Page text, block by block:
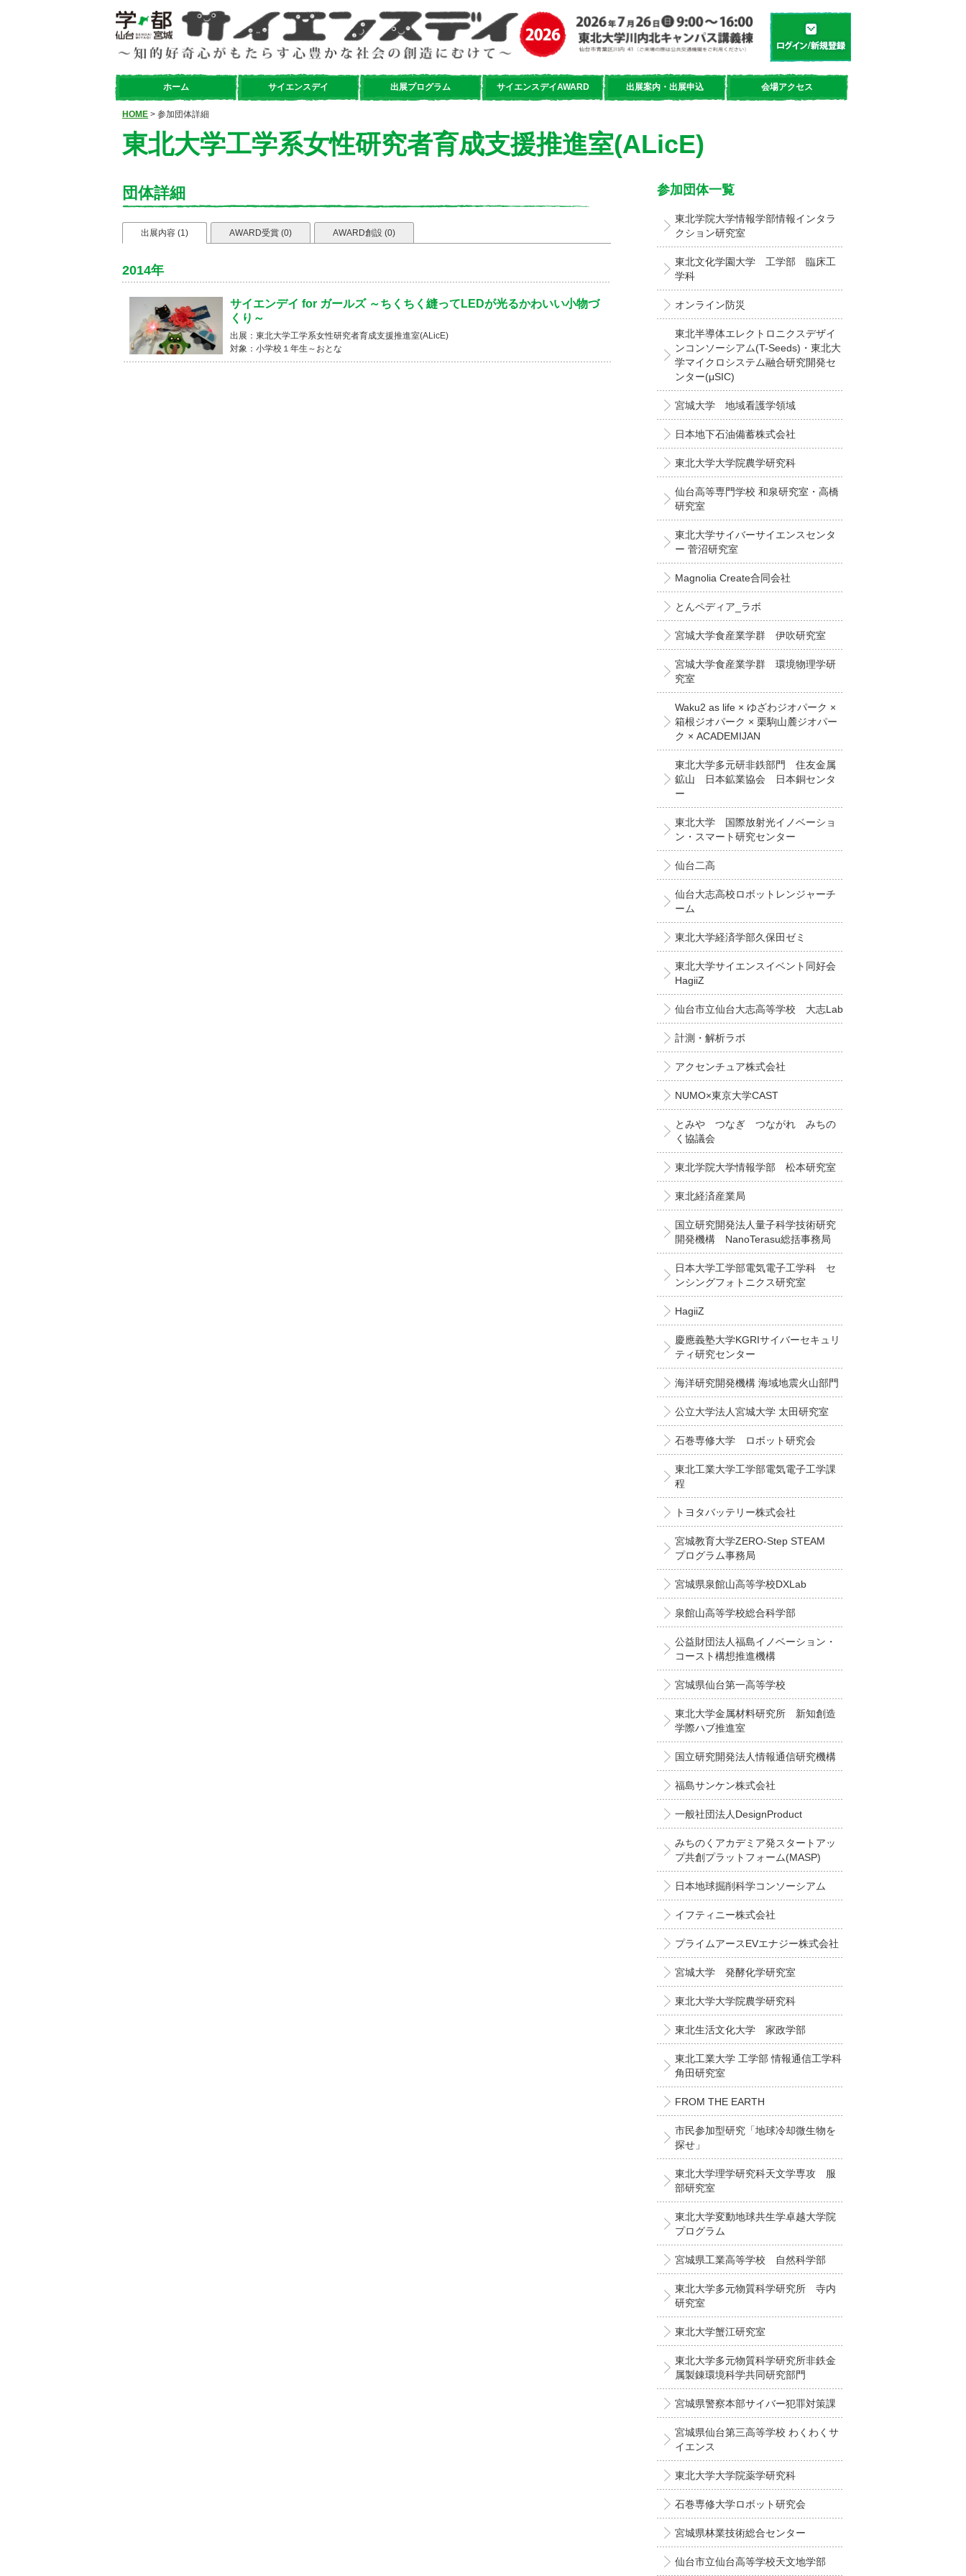
学都「仙台・宮城」サイエンスデイ
ホーム サイエンスデイ 出展プログラム サイエンスデイAWARD 出展案内・出展申込 会場アクセス
HOME > 参加団体詳細
東北大学工学系女性研究者育成支援推進室(ALicE)
団体詳細
出展内容 (1) AWARD受賞 (0) AWARD創設 (0)
2014年
サイエンデイ for ガールズ ～ちくちく縫ってLEDが光るかわいい小物づ
くり～
出展：東北大学工学系女性研究者育成支援推進室(ALicE)
対象：小学校１年生～おとな
参加団体一覧
東北学院大学情報学部情報インタラ
クション研究室
東北文化学園大学 工学部 臨床工
学科
オンライン防災
東北半導体エレクトロニクスデザイ
ンコンソーシアム(T-Seeds)・東北大
学マイクロシステム融合研究開発セ
ンター(μSIC)
宮城大学 地域看護学領域
日本地下石油備蓄株式会社
東北大学大学院農学研究科
仙台高等専門学校 和泉研究室・高橋
研究室
東北大学サイバーサイエンスセンタ
ー 菅沼研究室
Magnolia Create合同会社
とんペディア_ラボ
宮城大学食産業学群 伊吹研究室
宮城大学食産業学群 環境物理学研
究室
Waku2 as life × ゆざわジオパーク ×
箱根ジオパーク × 栗駒山麓ジオパー
ク × ACADEMIJAN
東北大学多元研非鉄部門 住友金属
鉱山 日本鉱業協会 日本銅センタ
ー
東北大学 国際放射光イノベーショ
ン・スマート研究センター
仙台二高
仙台大志高校ロボットレンジャーチ
ーム
東北大学経済学部久保田ゼミ
東北大学サイエンスイベント同好会
HagiiZ
仙台市立仙台大志高等学校 大志Lab
計測・解析ラボ
アクセンチュア株式会社
NUMO×東京大学CAST
とみや つなぎ つながれ みちの
く協議会
東北学院大学情報学部 松本研究室
東北経済産業局
国立研究開発法人量子科学技術研究
開発機構 NanoTerasu総括事務局
日本大学工学部電気電子工学科 セ
ンシングフォトニクス研究室
HagiiZ
慶應義塾大学KGRIサイバーセキュリ
ティ研究センター
海洋研究開発機構 海域地震火山部門
公立大学法人宮城大学 太田研究室
石巻専修大学 ロボット研究会
東北工業大学工学部電気電子工学課
程
トヨタバッテリー株式会社
宮城教育大学ZERO-Step STEAM
プログラム事務局
宮城県泉館山高等学校DXLab
泉館山高等学校総合科学部
公益財団法人福島イノベーション・
コースト構想推進機構
宮城県仙台第一高等学校
東北大学金属材料研究所 新知創造
学際ハブ推進室
国立研究開発法人情報通信研究機構
福島サンケン株式会社
一般社団法人DesignProduct
みちのくアカデミア発スタートアッ
プ共創プラットフォーム(MASP)
日本地球掘削科学コンソーシアム
イフティニー株式会社
プライムアースEVエナジー株式会社
宮城大学 発酵化学研究室
東北大学大学院農学研究科
東北生活文化大学 家政学部
東北工業大学 工学部 情報通信工学科
角田研究室
FROM THE EARTH
市民参加型研究「地球冷却微生物を
探せ」
東北大学理学研究科天文学専攻 服
部研究室
東北大学変動地球共生学卓越大学院
プログラム
宮城県工業高等学校 自然科学部
東北大学多元物質科学研究所 寺内
研究室
東北大学蟹江研究室
東北大学多元物質科学研究所非鉄金
属製錬環境科学共同研究部門
宮城県警察本部サイバー犯罪対策課
宮城県仙台第三高等学校 わくわくサ
イエンス
東北大学大学院薬学研究科
石巻専修大学ロボット研究会
宮城県林業技術総合センター
仙台市立仙台高等学校天文地学部